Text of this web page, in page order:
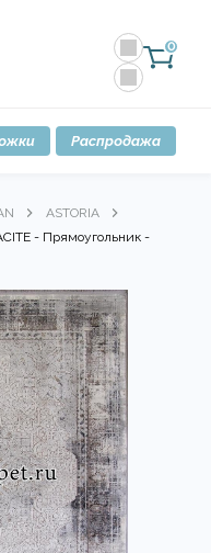
0
Распродажа
ASTORIA
- Прямоугольник -